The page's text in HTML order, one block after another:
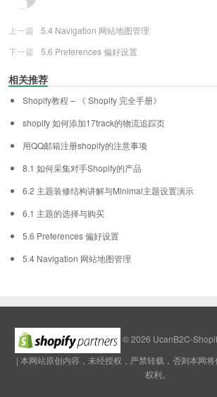
上一篇
5.4 Navigation 网站地图管理
下一篇
5.6 Preferences 偏好设置
相关推荐
Shopify教程 – 《 Shopify 完全手册》
shopify 如何添加17track的物流追踪页
用QQ邮箱注册shopify的注意事项
8.1 如何采集对手Shopify的产品
6.2 主题装修结构讲解与Minimal主题设置演示
6.1 主题的选择与购买
5.6 Preferences 偏好设置
5.4 Navigation 网站地图管理
© 2026 UcanB2C-
| 本网站原创内容，未经授权，严禁转载，否则本网
权利。